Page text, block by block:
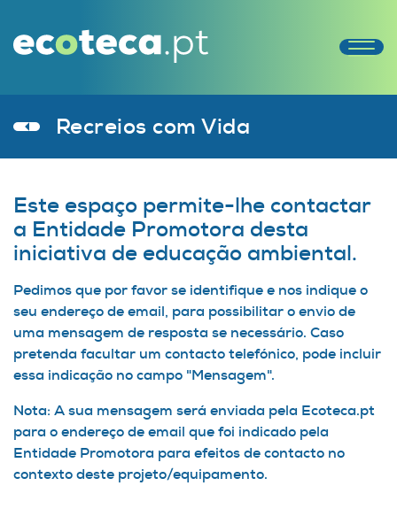
Recreios com Vida
Este espaço permite-lhe contactar
a Entidade Promotora desta
iniciativa de educação ambiental.
Pedimos que por favor se identifique e nos indique o
seu endereço de email, para possibilitar o envio de
uma mensagem de resposta se necessário. Caso
pretenda facultar um contacto telefónico, pode incluir
essa indicação no campo "Mensagem".
Nota: A sua mensagem será enviada pela Ecoteca.pt
para o endereço de email que foi indicado pela
Entidade Promotora para efeitos de contacto no
contexto deste projeto/equipamento.